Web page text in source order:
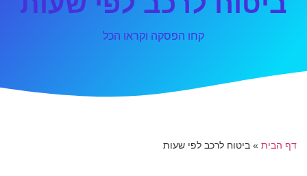
קחו הפסקה וקראו הכל
דף הבית » ביטוח לרכב לפי שעות